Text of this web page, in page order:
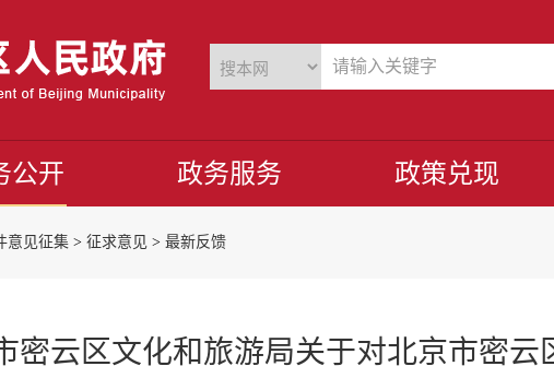
公开 政务服务 政策兑现
意见征集 > 征求意见 > 最新反馈
密云区文化和旅游局关于对北京市密云